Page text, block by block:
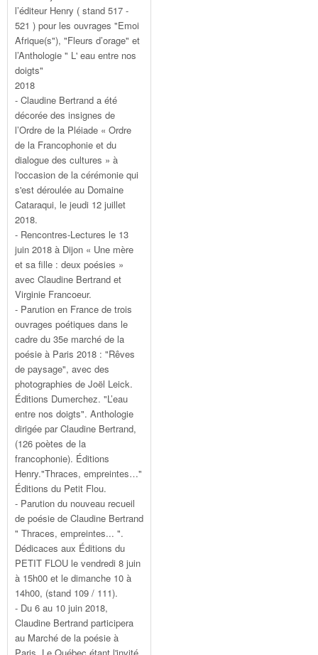
l’éditeur Henry ( stand 517 -
521 ) pour les ouvrages "Emoi
Afrique(s"), "Fleurs d’orage" et
l’Anthologie " L' eau entre nos
doigts"
2018
- Claudine Bertrand a été
décorée des insignes de
l’Ordre de la Pléiade « Ordre
de la Francophonie et du
dialogue des cultures » à
l'occasion de la cérémonie qui
s'est déroulée au Domaine
Cataraqui, le jeudi 12 juillet
2018.
- Rencontres-Lectures le 13
juin 2018 à Dijon « Une mère
et sa fille : deux poésies »
avec Claudine Bertrand et
Virginie Francoeur.
- Parution en France de trois
ouvrages poétiques dans le
cadre du 35e marché de la
poésie à Paris 2018 : "Rêves
de paysage", avec des
photographies de Joël Leick.
Éditions Dumerchez. "L’eau
entre nos doigts". Anthologie
dirigée par Claudine Bertrand,
(126 poètes de la
francophonie). Éditions
Henry."Thraces, empreintes…"
Éditions du Petit Flou.
- Parution du nouveau recueil
de poésie de Claudine Bertrand
" Thraces, empreintes... ".
Dédicaces aux Éditions du
PETIT FLOU le vendredi 8 juin
à 15h00 et le dimanche 10 à
14h00, (stand 109 / 111).
- Du 6 au 10 juin 2018,
Claudine Bertrand participera
au Marché de la poésie à